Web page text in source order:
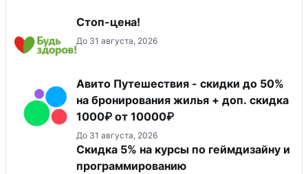
Стоп-цена!
До 31 августа, 2026
Авито Путешествия - скидки до 50%
на бронирования жилья + доп. скидка
1000₽ от 10000₽
До 31 августа, 2026
Скидка 5% на курсы по геймдизайну и
программированию